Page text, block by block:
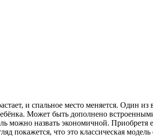
и спальное место меняется. Один
Может быть дополнено
можно назвать экономичной.
покажется, что это классическая